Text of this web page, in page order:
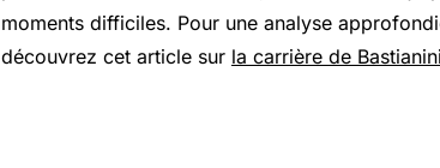
moments difficiles. Pour une analyse
découvrez cet article sur la carrière de Bastianini